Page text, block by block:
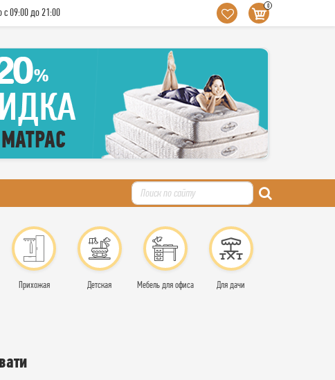
09:00 до 21:00
0
Прихожая Детская Мебель для офиса Для дачи